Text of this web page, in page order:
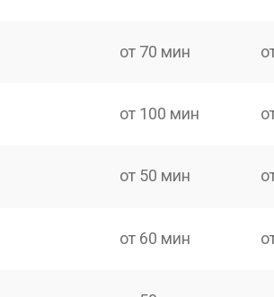
от 70 мин
от 100 мин
от 50 мин
от 60 мин